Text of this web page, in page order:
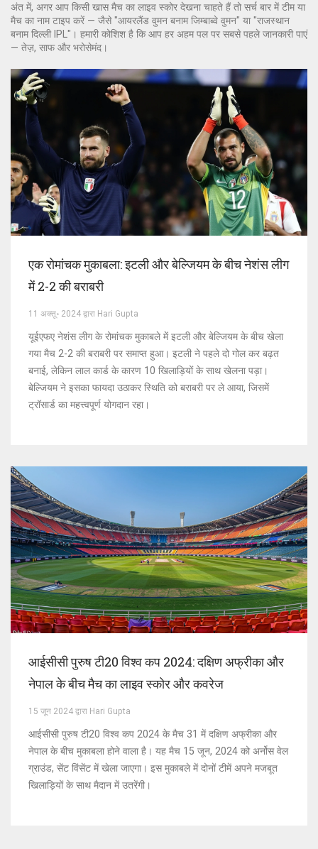
अंत में, अगर आप किसी खास मैच का लाइव स्कोर देखना चाहते हैं तो सर्च बार में टीम या
मैच का नाम टाइप करें — जैसे "आयरलैंड वुमन बनाम जिम्बाब्वे वुमन" या "राजस्थान
बनाम दिल्ली IPL"। हमारी कोशिश है कि आप हर अहम पल पर सबसे पहले जानकारी पाएं
— तेज़, साफ और भरोसेमंद।
एक रोमांचक मुकाबला: इटली और बेल्जियम के बीच नेशंस लीग
में 2-2 की बराबरी
11 अक्तू॰ 2024 द्वारा Hari Gupta
यूईएफए नेशंस लीग के रोमांचक मुकाबले में इटली और बेल्जियम के बीच खेला
गया मैच 2-2 की बराबरी पर समाप्त हुआ। इटली ने पहले दो गोल कर बढ़त
बनाई, लेकिन लाल कार्ड के कारण 10 खिलाड़ियों के साथ खेलना पड़ा।
बेल्जियम ने इसका फायदा उठाकर स्थिति को बराबरी पर ले आया, जिसमें
ट्रॉसार्ड का महत्त्वपूर्ण योगदान रहा।
आईसीसी पुरुष टी20 विश्व कप 2024: दक्षिण अफ्रीका और
नेपाल के बीच मैच का लाइव स्कोर और कवरेज
15 जून 2024 द्वारा Hari Gupta
आईसीसी पुरुष टी20 विश्व कप 2024 के मैच 31 में दक्षिण अफ्रीका और
नेपाल के बीच मुकाबला होने वाला है। यह मैच 15 जून, 2024 को अर्नोस वेल
ग्राउंड, सेंट विंसेंट में खेला जाएगा। इस मुकाबले में दोनों टीमें अपने मजबूत
खिलाड़ियों के साथ मैदान में उतरेंगी।